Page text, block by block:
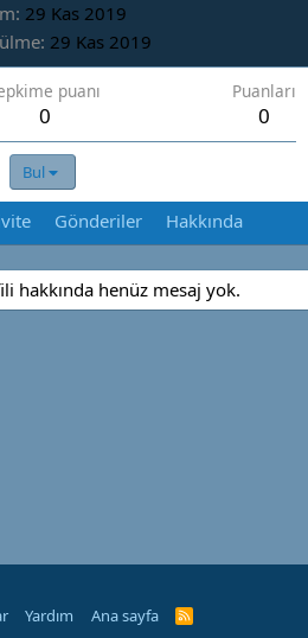
29 Kas 2019
29 Kas 2019
puanı
0
Puanları
0
Bul
Gönderiler Hakkında
hakkında henüz mesaj yok.
Yardım Ana sayfa
R